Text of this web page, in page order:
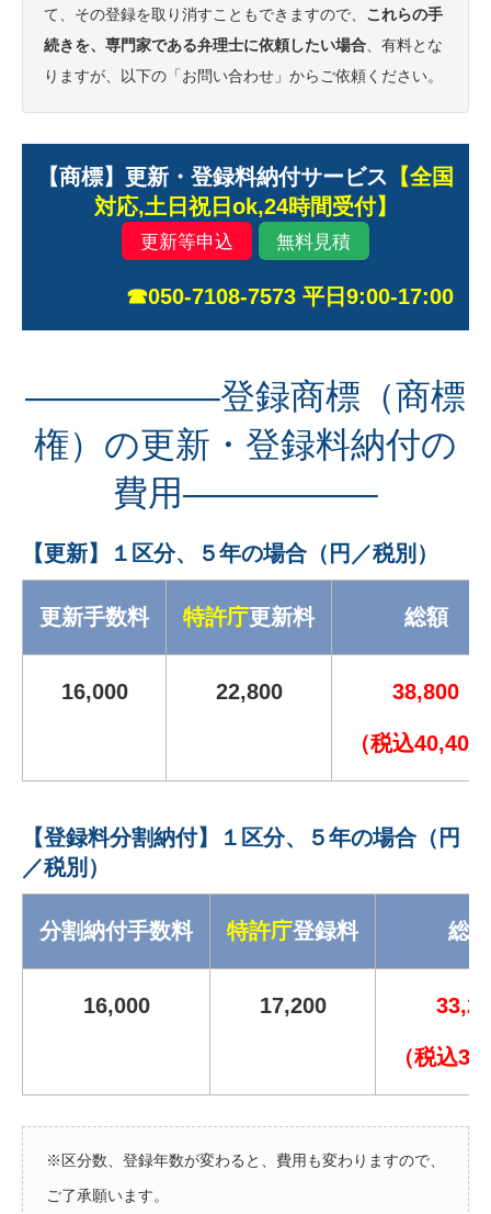
て、その登録を取り消すこともできますので、 これらの手
続きを、専門家である弁理士に依頼したい場合 、有料とな
りますが、以下の「お問い合わせ」からご依頼ください。
【商標】更新・登録料納付サービス 【全国
対応,土日祝日ok,24時間受付】
更新等申込 無料見積
☎050-7108-7573 平日9:00-17:00
—————–登録商標（商標
権）の更新・登録料納付の
費用—————–
【更新】１区分、５年の場合（円／税別）
更新手数料 特許庁更新料 総額
16,000 22,800 38,800
（税込40,400
【登録料分割納付】１区分、５年の場合（円
／税別）
分割納付手数料 特許庁登録料 総額
16,000 17,200
（税込
※区分数、登録年数が変わると、費用も変わりますので、
ご了承願います。